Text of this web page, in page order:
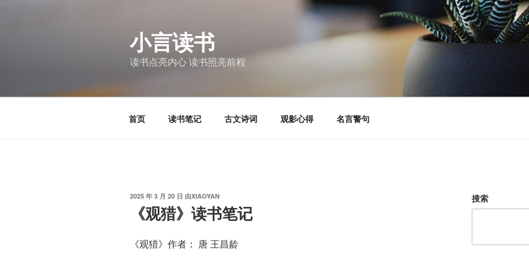
小言读书
读书点亮内心 读书照亮前程
首页 读书笔记 古文诗词 观影心得 名言警句
发
2025 年 3 月 20 日 由XIAOYAN
《观猎》读书笔记
《观猎》作者： 唐 王昌龄
搜索